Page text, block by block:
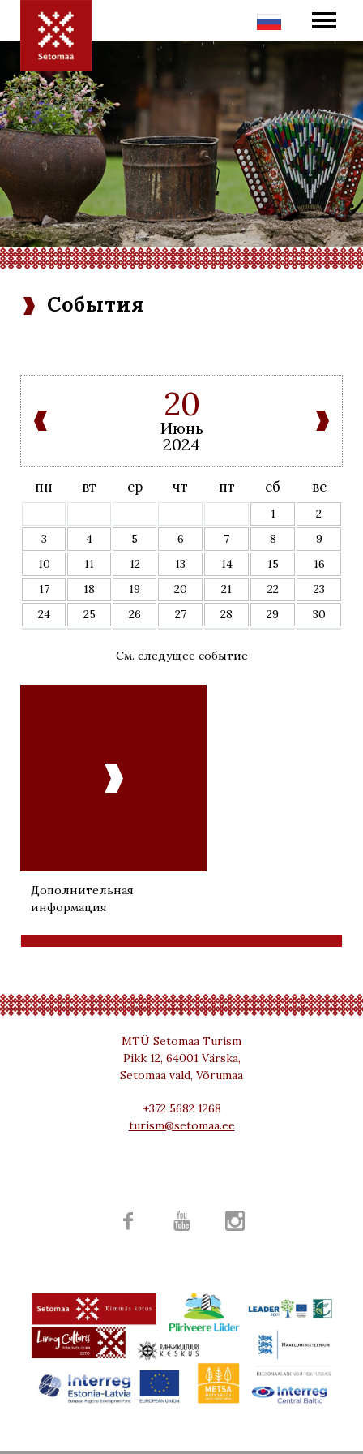
События
20
Июнь
2024
пн вт ср чт пт сб вс
1
2
3
4 5 6 7 8
9
10
11 12 13 14 15
16
17
18 19 20 21 22
23
24
25 26 27 28 29 30
См. следущее событие

Дополнительная
информация
MTÜ Setomaa Turism
Pikk 12, 64001 Värska,
Setomaa vald, Võrumaa
+372 5682 1268
turism@setomaa.ee
  